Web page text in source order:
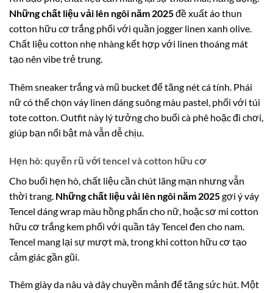
Những chất liệu vải lên ngôi năm 2025đề xuất áo thun
cotton hữu cơ trắng phối với quần jogger linen xanh olive.
Chất liệu cotton nhẹ nhàng kết hợp với linen thoáng mát
tạo nên vibe trẻ trung.
Thêm sneaker trắng và mũ bucket để tăng nét cá tính. Phái
nữ có thể chọn váy linen dáng suông màu pastel, phối với túi
tote cotton. Outfit này lý tưởng cho buổi cà phê hoặc đi chơi,
giúp bạn nổi bật mà vẫn dễ chịu.
Hẹn hò: quyến rũ với tencel và cotton hữu cơ
Cho buổi hẹn hò, chất liệu cần chút lãng mạn nhưng vẫn
thời trang. Những chất liệu vải lên ngôi năm 2025gợi ý váy
Tencel dáng wrap màu hồng phấn cho nữ, hoặc sơ mi cotton
hữu cơ trắng kem phối với quần tây Tencel đen cho nam.
Tencel mang lại sự mượt mà, trong khi cotton hữu cơ tạo
cảm giác gần gũi.
Thêm giày da nâu và dây chuyền mảnh để tăng sức hút. Một